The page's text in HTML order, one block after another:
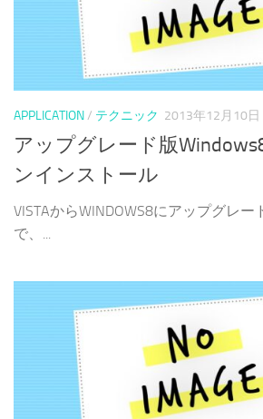
APPLICATION/ テクニック 2013年12月10日
アップグレード版
ンインストール
VISTAからWINDOWS8にアップグレー
で、...